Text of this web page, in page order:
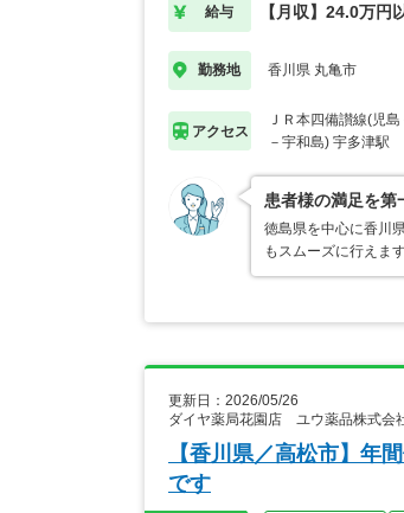
給与 【月収】24.0万円
勤務地 香川県 丸亀市
アクセス
ＪＲ本四備讃線(児
－宇和島) 宇多津駅
患者様の満足を第
徳島県を中心に香川
もスムーズに行えま
更新日：2026/05/26
ダイヤ薬局花園店 ユウ薬品株式会
【香川県／高松市】年
です